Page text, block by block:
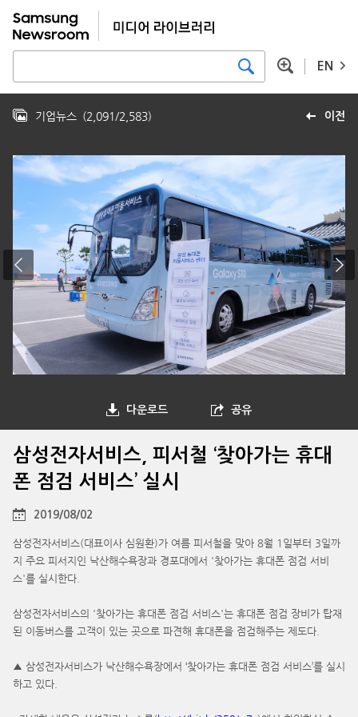
EN
이전
기업뉴스 (2,091/2,583)
다운로드 공유
삼성전자서비스, 피서철 ‘찾아가는 휴대
폰 점검 서비스’ 실시
2019/08/02
삼성전자서비스(대표이사 심원환)가 여름 피서철을 맞아 8월 1일부터 3일까
지 주요 피서지인 낙산해수욕장과 경포대에서 '찾아가는 휴대폰 점검 서비
스'를 실시한다.
삼성전자서비스의 '찾아가는 휴대폰 점검 서비스'는 휴대폰 점검 장비가 탑재
된 이동버스를 고객이 있는 곳으로 파견해 휴대폰을 점검해주는 제도다.
▲ 삼성전자서비스가 낙산해수욕장에서 ‘찾아가는 휴대폰 점검 서비스’를 실시
하고 있다.